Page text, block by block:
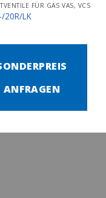
FÜR GAS VAS, VCS
20R/LK
ANFRAGEN